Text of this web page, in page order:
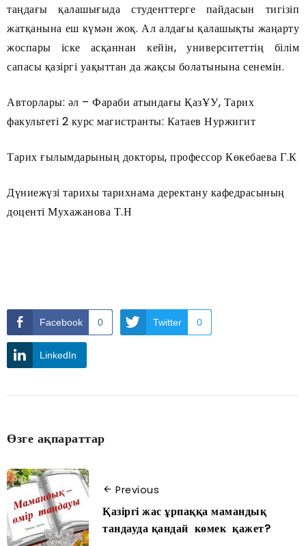
таңдағы қалашығыда студенттерге пайдасын тигізіп
жатқанына еш күмән жоқ. Ал алдағы қалашықты жаңарту
жоспары іске асқаннан кейін, университеттің білім
сапасы қазіргі уақыттан да жақсы болатынына сенемін.
Авторлары: әл – Фараби атындағы ҚазҰУ, Тарих
факультеті 2 курс магистранты: Катаев Нуржигит
Тарих ғылымдарының докторы, профессор Көкебаева Г.К
Дүниежүзі тарихы тарихнама деректану кафедрасының
доценті Мухажанова Т.Н
Facebook 0 Twitter 0
LinkedIn
Өзге ақпараттар
Previous
Қазіргі жас ұрпаққа мамандық
тандауда қандай көмек қажет?